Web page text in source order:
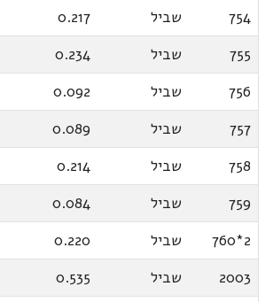
754
שביל
0.217
755
שביל
0.234
756
שביל
0.092
757
שביל
0.089
758
שביל
0.214
759
שביל
0.084
2*760
שביל
0.220
2003
שביל
0.535